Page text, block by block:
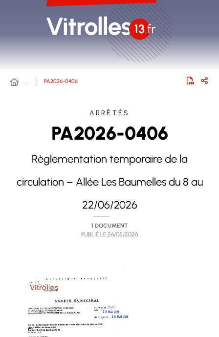
… PA2026-0406
ARRÊTÉS
PA2026-0406
Règlementation temporaire de la
circulation – Allée Les Baumelles du 8 au
22/06/2026
1 DOCUMENT
PUBLIÉ LE 26/05/2026